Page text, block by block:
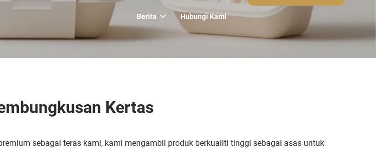
Berita Hubungi Kami
Kertas
sebagai teras kami, kami mengambil produk berkualiti tinggi sebagai asas untuk